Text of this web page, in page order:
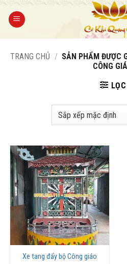
qua
TRANG CHỦ / SẢN PHẨM ĐƯỢC
CÔNG
LỌC
Xe tang đẩy bộ Công giáo